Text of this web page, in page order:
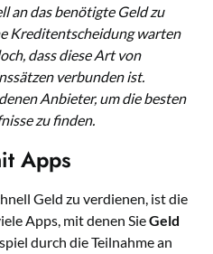
an das benötigte Geld zu
Kreditentscheidung warten
dass diese Art von
verbunden ist.
Anbieter, um die besten
zu finden.
Apps
Geld zu verdienen, ist die
Apps, mit denen SieGeld
durch die Teilnahme an